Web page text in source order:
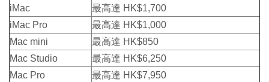
iMac
最高達 HK$1,700
iMac Pro
最高達 HK$1,000
Mac mini
最高達 HK$850
Mac Studio
最高達 HK$6,250
Mac Pro
最高達 HK$7,950